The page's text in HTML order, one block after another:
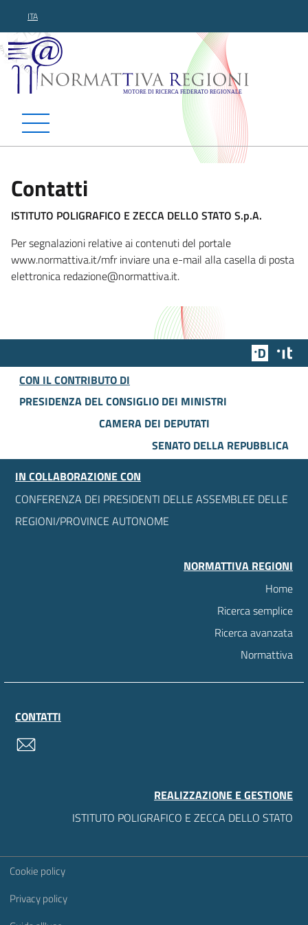
ITA
Normattiva Regioni -
Contatti
ISTITUTO POLIGRAFICO E ZECCA DELLO STATO S.p.A.
Per segnalazioni relative ai contenuti del portale
www.normattiva.it/mfr inviare una e-mail alla casella di posta
elettronica redazione@normattiva.it.
Team
CON IL CONTRIBUTO DI
PRESIDENZA DEL CONSIGLIO DEI MINISTRI
CAMERA DEI DEPUTATI
SENATO DELLA REPUBBLICA
IN COLLABORAZIONE CON
CONFERENZA DEI PRESIDENTI DELLE ASSEMBLEE DELLE
REGIONI/PROVINCE AUTONOME
NORMATTIVA REGIONI
Home
Ricerca semplice
Ricerca avanzata
Normattiva
CONTATTI
REALIZZAZIONE E GESTIONE
ISTITUTO POLIGRAFICO E ZECCA DELLO STATO
Sezione Link Utili
Cookie policy
Privacy policy